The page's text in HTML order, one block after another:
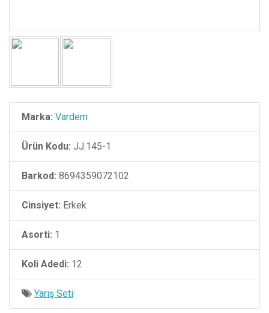
Marka: Vardem
Ürün Kodu: JJ.145-1
Barkod: 8694359072102
Cinsiyet: Erkek
Asorti: 1
Koli Adedi: 12
Yarış Seti